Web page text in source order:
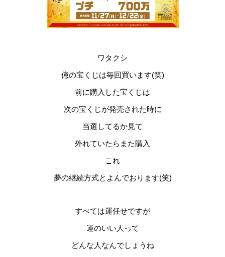
ワタクシ
億の宝くじは毎回買います(笑)
前に購入した宝くじは
次の宝くじが発売された時に
当選してるか見て
外れていたらまた購入
これ
夢の継続方式とよんでおります(笑)
すべては運任せですが
運のいい人って
どんな人なんでしょうね